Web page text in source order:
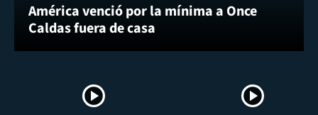
América venció por la mínima a Once
Caldas fuera de casa